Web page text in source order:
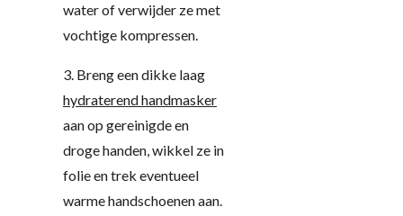
water of verwijder ze met
vochtige kompressen.
3. Breng een dikke laag
hydraterend handmasker
aan op gereinigde en
droge handen, wikkel ze in
folie en trek eventueel
warme handschoenen aan.